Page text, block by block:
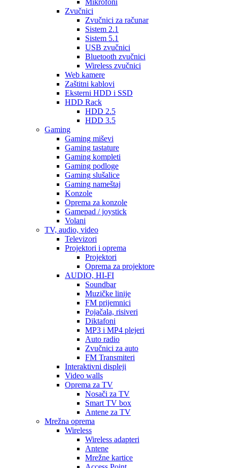
Mikrofoni
Zvučnici
Zvučnici za računar
Sistem 2.1
Sistem 5.1
USB zvučnici
Bluetooth zvučnici
Wireless zvučnici
Web kamere
Zaštitni kablovi
Eksterni HDD i SSD
HDD Rack
HDD 2.5
HDD 3.5
Gaming
Gaming miševi
Gaming tastature
Gaming kompleti
Gaming podloge
Gaming slušalice
Gaming nameštaj
Konzole
Oprema za konzole
Gamepad / joystick
Volani
TV, audio, video
Televizori
Projektori i oprema
Projektori
Oprema za projektore
AUDIO, HI-FI
Soundbar
Muzičke linije
FM prijemnici
Pojačala, risiveri
Diktafoni
MP3 i MP4 plejeri
Auto radio
Zvučnici za auto
FM Transmiteri
Interaktivni displeji
Video walls
Oprema za TV
Nosači za TV
Smart TV box
Antene za TV
Mrežna oprema
Wireless
Wireless adapteri
Antene
Mrežne kartice